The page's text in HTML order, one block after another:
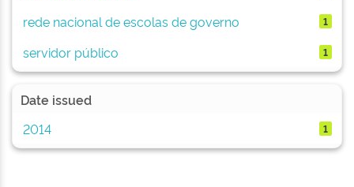
rede nacional de escolas de governo 1
servidor público 1
Date issued
2014
1